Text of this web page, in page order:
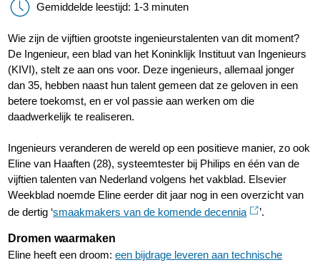
Gemiddelde leestijd: 1-3 minuten
Wie zijn de vijftien grootste ingenieurstalenten van dit moment?
De Ingenieur, een blad van het Koninklijk Instituut van Ingenieurs
(KIVI), stelt ze aan ons voor. Deze ingenieurs, allemaal jonger
dan 35, hebben naast hun talent gemeen dat ze geloven in een
betere toekomst, en er vol passie aan werken om die
daadwerkelijk te realiseren.
Ingenieurs veranderen de wereld op een positieve manier, zo ook
Eline van Haaften (28), systeemtester bij Philips en één van de
vijftien talenten van Nederland volgens het vakblad. Elsevier
Weekblad noemde Eline eerder dit jaar nog in een overzicht van
de dertig ‘smaakmakers van de komende decennia ’.
Dromen waarmaken
Eline heeft een droom:een bijdrage leveren aan technische